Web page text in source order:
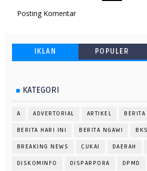
Posting Komentar
IKLAN POPULER
KATEGORI
A ADVERTORIAL ARTIKEL BERITA
BERITA HARI INI BERITA NGAWI
BREAKING NEWS CUKAI DAERAH
DISKOMINFO DISPARPORA DPMD